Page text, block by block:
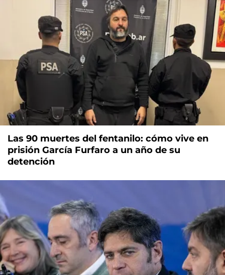
Las 90 muertes del fentanilo: cómo vive en
prisión García Furfaro a un año de su
detención